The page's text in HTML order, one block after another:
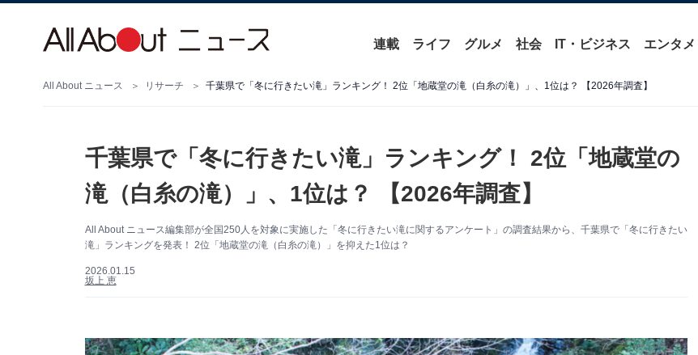
連載 ライフ グルメ 社会 IT・ビジネス エンタメ
All About ニュース リサーチ 千葉県で「冬に行きたい滝」ランキング！ 2位「地蔵堂の滝（白糸の滝）」、1位は？ 【2026年調査】
千葉県で「冬に行きたい滝」ランキング！ 2位「地蔵堂の
滝（白糸の滝）」、1位は？ 【2026年調査】
All About ニュース編集部が全国250人を対象に実施した「冬に行きたい滝に関するアンケート」の調査結果から、千葉県で「冬に行きたい
滝」ランキングを発表！ 2位「地蔵堂の滝（白糸の滝）」を抑えた1位は？
2026.01.15
坂上 恵